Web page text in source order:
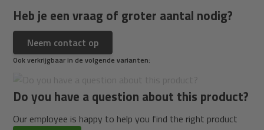
Heb je een vraag of groter aantal nodig?
Neem contact op
Ook verkrijgbaar in de volgende varianten:
Do you have a question about this product?
Our employee is happy to help you find the right product